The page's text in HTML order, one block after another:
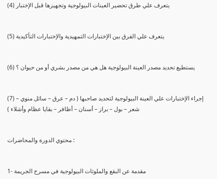
(4) يتعرف علي طرق تحضير العينات البيولوجية وتجهيزها قبل الإختبار
(5) يتعرف علي الفرق بين الإختبارات التمهيدية والإختبارات التأكيدية
(6) يستطيع تحديد مصدر العينة البيولوجية هل هي من مصدر بشري أو من حيوان ؟
(7) إجراء الإختبارات علي العينة البيولوجية لتحديد صاحبها ( دم – عرق – سائل منوي –
شعر – بول – براز – أسنان – أظافر – بقايا عظام وأشلاء )
محتوي الدورة والمحاضرات :
1- مقدمة عن البقع والملوثات البيولوجية في مسرح الجريمة